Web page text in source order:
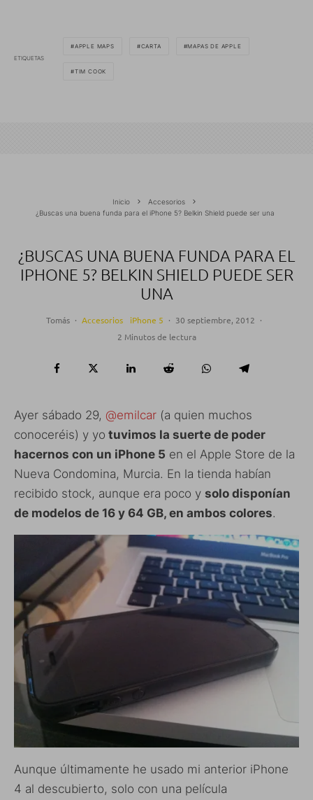
ETIQUETAS
APPLE MAPS CARTA MAPAS DE APPLE
TIM COOK
Inicio
Accesorios
¿Buscas una buena funda para el iPhone 5? Belkin Shield puede ser una
¿BUSCAS UNA BUENA FUNDA PARA EL
IPHONE 5? BELKIN SHIELD PUEDE SER
UNA
Tomás · Accesorios iPhone 5 · 30 septiembre, 2012 ·
2 Minutos de lectura
Ayer sábado 29, @emilcar (a quien muchos
conoceréis) y yo tuvimos la suerte de poder
hacernos con un iPhone 5 en el Apple Store de la
Nueva Condomina, Murcia. En la tienda habían
recibido stock, aunque era poco y solo disponían
de modelos de 16 y 64 GB, en ambos colores.
Aunque últimamente he usado mi anterior iPhone
4 al descubierto, solo con una película